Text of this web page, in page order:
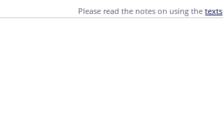
Please read the notes on using thetexts